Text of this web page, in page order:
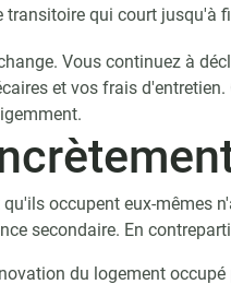
transitoire qui court jusqu'à
Vous continuez à
et vos frais d'entretien.
occupent eux-mêmes
secondaire. En
du logement